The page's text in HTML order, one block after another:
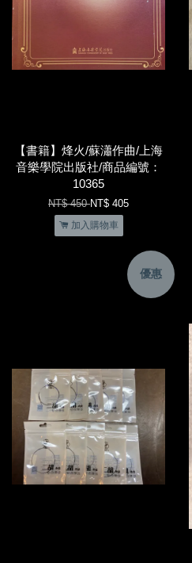
【書籍】烽火/蘇瀟作曲/上海
音樂學院出版社/商品編號：
10365
NT$ 450NT$ 405
加入購物車
優惠